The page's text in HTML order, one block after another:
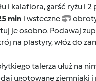
i kalafiora, garść ryżu i 2
min i wsteczne
obroty
je osobno. Podawaj
na plastyry, włóż do
talerza ułuż na
ugotowane ziemniaki i